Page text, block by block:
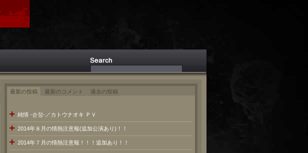
最新の投稿 最新のコメント 過去の投稿
純情 -순정-／カトウナオキ ＰＶ
2014年８月の情熱注意報(追加公演あり)！！
2014年７月の情熱注意報！！！追加あり！！